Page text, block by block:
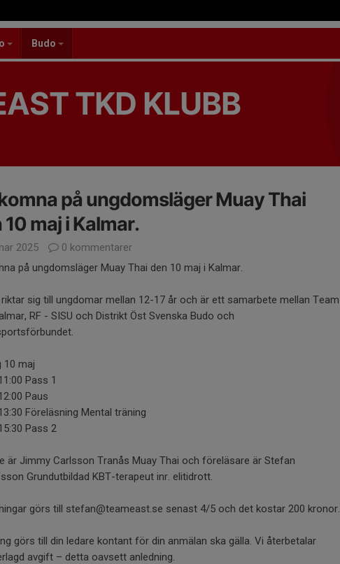
Budo
TKD KLUBB
på ungdomsläger Muay Thai
10 maj i Kalmar.
2025
0 kommentarer
på ungdomsläger Muay Thai den 10 maj i Kalmar.
sig till ungdomar mellan 12-17 år och är ett samarbete mellan Team
RF - SISU och Distrikt Öst Svenska Budo och
10 maj
Pass 1
Paus
Föreläsning Mental träning
Pass 2
är Jimmy Carlsson Tranås Muay Thai och föreläsare är Stefan
Grundutbildad KBT-terapeut inr. elitidrott.
görs till stefan@teameast.se senast 4/5 och det kostar 200 kronor.
görs till din ledare kontant för din anmälan ska gälla. Vi återbetalar
avgift – detta oavsett anledning.